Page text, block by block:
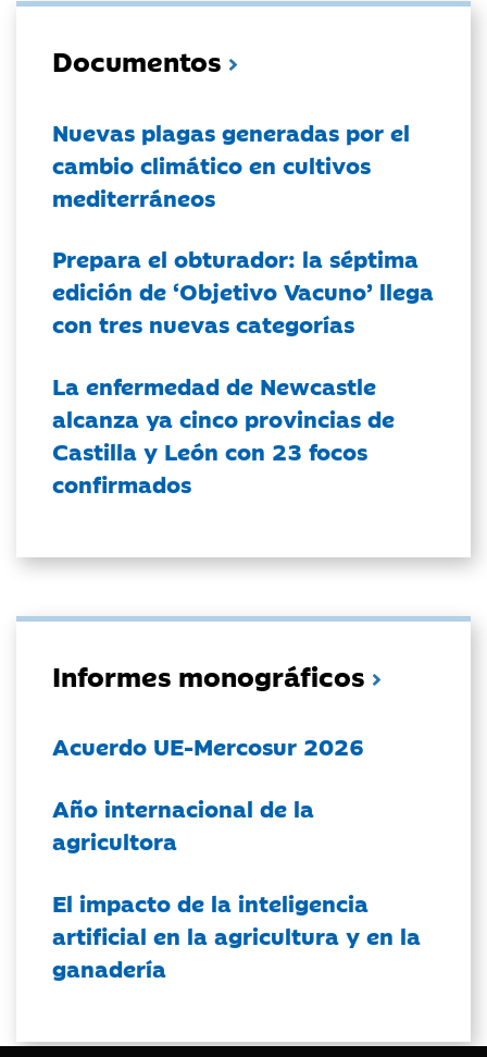
Documentos
Nuevas plagas generadas por el
cambio climático en cultivos
mediterráneos
Prepara el obturador: la séptima
edición de ‘Objetivo Vacuno’ llega
con tres nuevas categorías
La enfermedad de Newcastle
alcanza ya cinco provincias de
Castilla y León con 23 focos
confirmados
Informes monográficos
Acuerdo UE-Mercosur 2026
Año internacional de la
agricultora
El impacto de la inteligencia
artificial en la agricultura y en la
ganadería